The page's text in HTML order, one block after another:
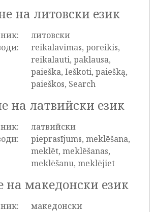
на литовски език
литовски
reikalavimas, poreikis,
reikalauti, paklausa,
paieška, Ieškoti, paiešką,
paieškos, Search
на латвийски език
латвийски
pieprasījums, meklēšana,
meklēt, meklēšanas,
meklēšanu, meklējiet
на македонски език
македонски